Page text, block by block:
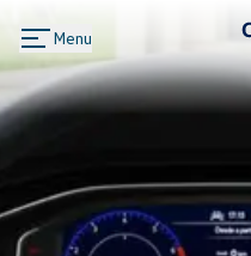
Menu